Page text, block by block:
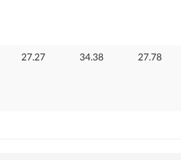
27.27 34.38 27.78